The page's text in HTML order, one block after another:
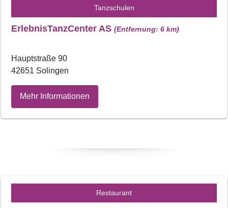
Tanzschulen
ErlebnisTanzCenter AS (Entfernung: 6 km)
Hauptstraße 90
42651 Solingen
Mehr Informationen
Restaurant